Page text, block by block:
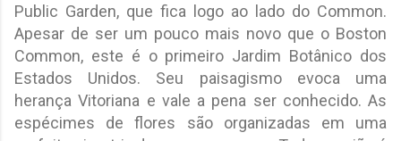
Public Garden, que fica logo ao lado do Common.
Apesar de ser um pouco mais novo que o Boston
Common, este é o primeiro Jardim Botânico dos
Estados Unidos. Seu paisagismo evoca uma
herança Vitoriana e vale a pena ser conhecido. As
espécimes de flores são organizadas em uma